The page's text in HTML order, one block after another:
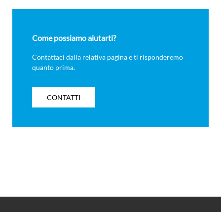
Come possiamo aiutarti?
Contattaci dalla relativa pagina e ti risponderemo
quanto prima.
CONTATTI